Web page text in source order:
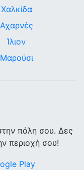
Χαλκίδα
Αχαρνές
Ίλιον
Μαρούσι
πόλη σου. Δες
περιοχή σου!